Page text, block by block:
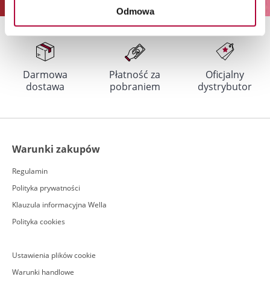
Odmowa
Darmowa
dostawa
Płatność za
pobraniem
Oficjalny
dystrybutor
Warunki zakupów
Regulamin
Polityka prywatności
Klauzula informacyjna Wella
Polityka cookies
Ustawienia plików cookie
Warunki handlowe